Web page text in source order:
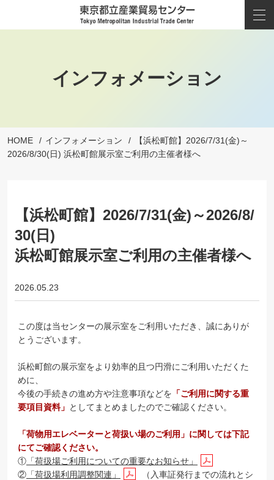
インフォメーション
HOME インフォメーション
【浜松町館】2026/7/31(金)～
2026/8/30(日) 浜松町館展示室ご利用の主催者様へ
【浜松町館】2026/7/31(金)～2026/8/
30(日)
浜松町館展示室ご利用の主催者様へ
2026.05.23
この度は当センターの展示室をご利用いただき、誠にありが
とうございます。
浜松町館の展示室をより効率的且つ円滑にご利用いただくた
めに、
今後の手続きの進め方や注意事項などを 「ご利用に関する重
要項目資料」 としてまとめましたのでご確認ください。
「荷物用エレベーターと荷扱い場のご利用」に関しては下記
にてご確認ください。
① 「荷扱場ご利用についての重要なお知らせ」
② 「荷扱場利用調整関連」
（入車証発行までの流れとシ